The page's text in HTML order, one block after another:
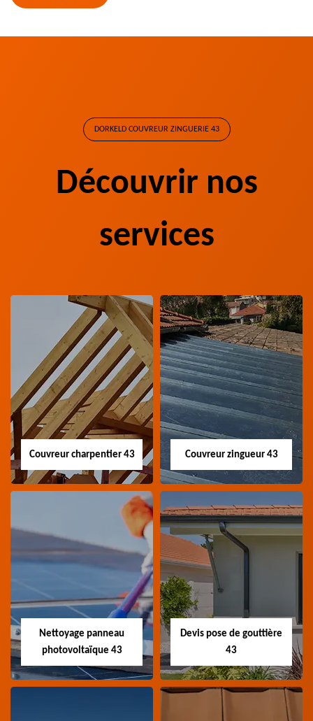
DORKELD COUVREUR ZINGUERIE 43
Découvrir nos
services
Couvreur charpentier 43
Couvreur
charpentier 43
Artisan couvreur
charpentier 43 Haute-
Couvreur zingueur 43
Couvreur zingueur
Artisan couvreur
zingueur 43 Haute-Loire
Nettoyage panneau
photovoltaïque 43
Devis pose de gouttière
43